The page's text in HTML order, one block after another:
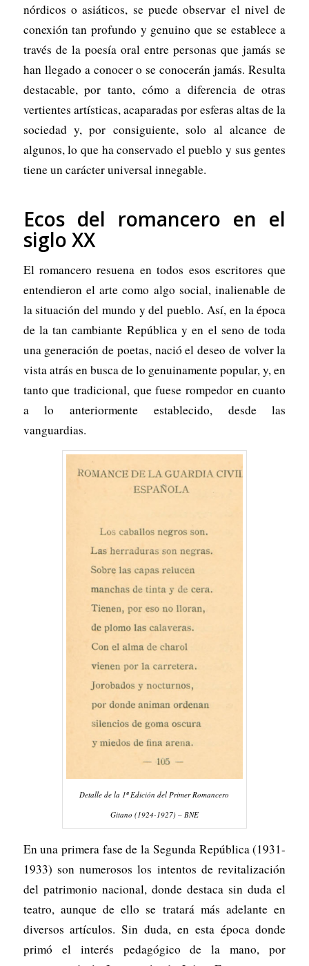
nórdicos o asiáticos, se puede observar el nivel de
conexión tan profundo y genuino que se establece a
través de la poesía oral entre personas que jamás se
han llegado a conocer o se conocerán jamás. Resulta
destacable, por tanto, cómo a diferencia de otras
vertientes artísticas, acaparadas por esferas altas de la
sociedad y, por consiguiente, solo al alcance de
algunos, lo que ha conservado el pueblo y sus gentes
tiene un carácter universal innegable.
Ecos del romancero en el
siglo XX
El romancero resuena en todos esos escritores que
entendieron el arte como algo social, inalienable de
la situación del mundo y del pueblo. Así, en la época
de la tan cambiante República y en el seno de toda
una generación de poetas, nació el deseo de volver la
vista atrás en busca de lo genuinamente popular, y, en
tanto que tradicional, que fuese rompedor en cuanto
a lo anteriormente establecido, desde las
vanguardias.
Detalle de la 1ª Edición del Primer Romancero
Gitano (1924-1927) – BNE
En una primera fase de la Segunda República (1931-
1933) son numerosos los intentos de revitalización
del patrimonio nacional, donde destaca sin duda el
teatro, aunque de ello se tratará más adelante en
diversos artículos. Sin duda, en esta época donde
primó el interés pedagógico de la mano, por